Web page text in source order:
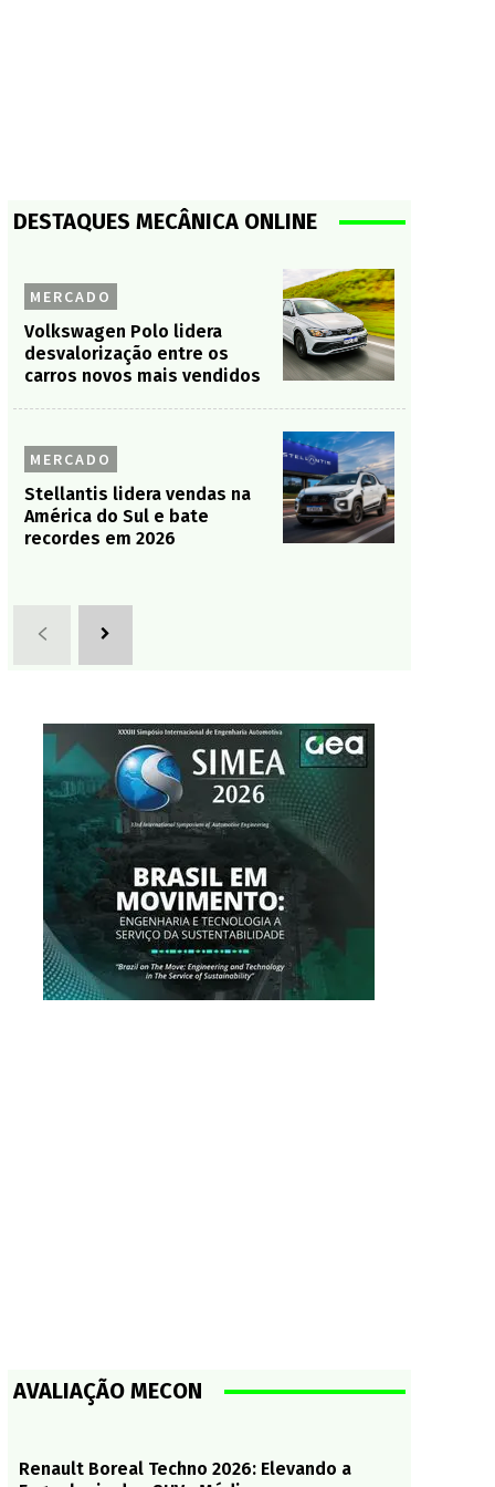
DESTAQUES MECÂNICA ONLINE
MERCADO
Volkswagen Polo lidera
desvalorização entre os
carros novos mais vendidos
MERCADO
Stellantis lidera vendas na
América do Sul e bate
recordes em 2026
AVALIAÇÃO MECON
Renault Boreal Techno 2026: Elevando a